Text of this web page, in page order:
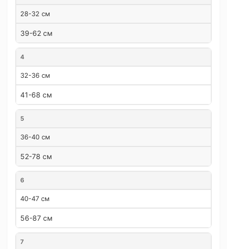
28-32 см
39-62 см
4
32-36 см
41-68 см
5
36-40 см
52-78 см
6
40-47 см
56-87 см
7